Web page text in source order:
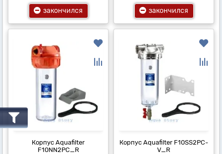
закончился закончился
Корпус Aquafilter
F10NN2PC_R
Корпус Aquafilter F10SS2PC-
V_R